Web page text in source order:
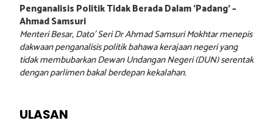
Penganalisis Politik Tidak Berada Dalam ‘Padang’ –
Ahmad Samsuri
Menteri Besar, Dato’ Seri Dr Ahmad Samsuri Mokhtar menepis
dakwaan penganalisis politik bahawa kerajaan negeri yang
tidak membubarkan Dewan Undangan Negeri (DUN) serentak
dengan parlimen bakal berdepan kekalahan.
ULASAN